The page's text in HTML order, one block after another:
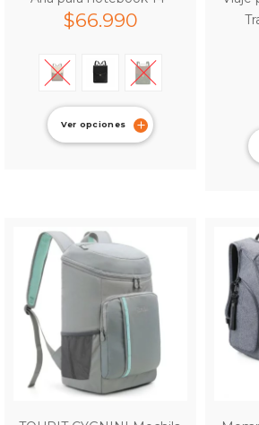
$66.990
Ver opciones